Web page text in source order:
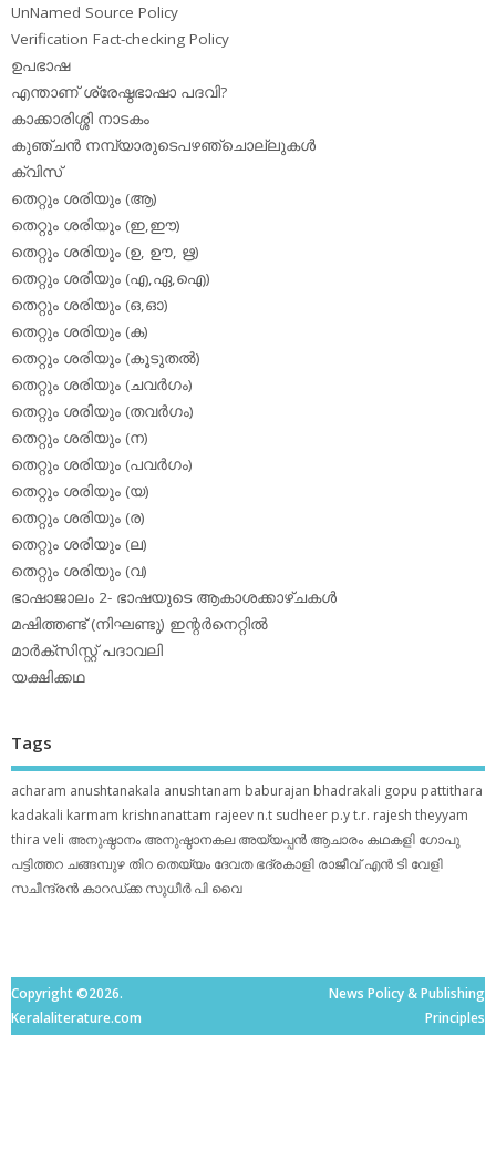
UnNamed Source Policy
Verification Fact-checking Policy
ഉപഭാഷ
എന്താണ് ശ്രേഷ്ഠഭാഷാ പദവി?
കാക്കാരിശ്ശി നാടകം
കുഞ്ചന്‍ നമ്പ്യാരുടെപഴഞ്ചൊല്ലുകള്‍
ക്വിസ്
തെറ്റും ശരിയും (ആ)
തെറ്റും ശരിയും (ഇ,ഈ)
തെറ്റും ശരിയും (ഉ, ഊ, ഋ)
തെറ്റും ശരിയും (എ,ഏ,ഐ)
തെറ്റും ശരിയും (ഒ,ഓ)
തെറ്റും ശരിയും (ക)
തെറ്റും ശരിയും (കൂടുതല്‍)
തെറ്റും ശരിയും (ചവര്‍ഗം)
തെറ്റും ശരിയും (തവര്‍ഗം)
തെറ്റും ശരിയും (ന)
തെറ്റും ശരിയും (പവര്‍ഗം)
തെറ്റും ശരിയും (യ)
തെറ്റും ശരിയും (ര)
തെറ്റും ശരിയും (ല)
തെറ്റും ശരിയും (വ)
ഭാഷാജാലം 2- ഭാഷയുടെ ആകാശക്കാഴ്ചകള്‍
മഷിത്തണ്ട് (നിഘണ്ടു) ഇന്റര്‍നെറ്റില്‍
മാര്‍ക്‌സിസ്റ്റ് പദാവലി
യക്ഷിക്കഥ
Tags
acharam anushtanakala anushtanam baburajan bhadrakali gopu pattithara
kadakali karmam krishnanattam rajeev n.t sudheer p.yt.r. rajesh theyyam
thira veli അനുഷ്ഠാനം അനുഷ്ഠാനകല അയ്യപ്പന്‍ ആചാരം കഥകളി ഗോപു
പട്ടിത്തറ ചങ്ങമ്പുഴ തിറ തെയ്യം ദേവത ഭദ്രകാളി രാജീവ് എൻ ടി വേളി
സചീന്ദ്രന്‍ കാറഡ്ക്ക സുധീര്‍ പി വൈ
Copyright ©2026.
Keralaliterature.com
News Policy & Publishing
Principles